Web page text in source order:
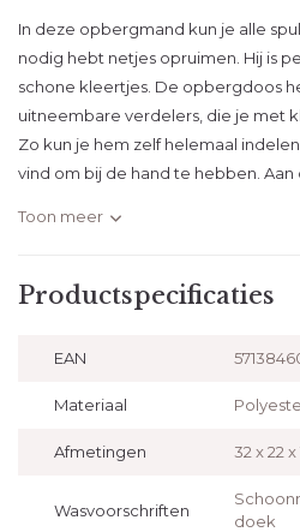
In deze opbergmand kun je alle
nodig hebt netjes opruimen. Hij is
schone kleertjes. De opbergdoos
uitneembare verdelers, die je met
Zo kun je hem zelf helemaal
vind om bij de hand te hebben. Aan
Toon meer
Productspecificaties
EAN
Materiaal
Afmetingen 32 x 22 x
Wasvoorschriften
doek